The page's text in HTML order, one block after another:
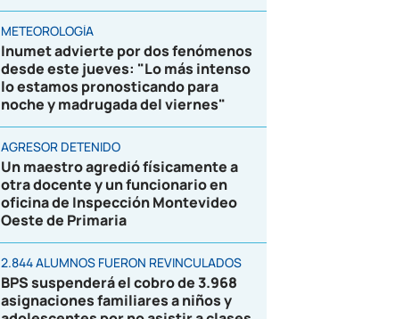
METEOROLOGÍA
Inumet advierte por dos fenómenos
desde este jueves: "Lo más intenso
lo estamos pronosticando para
noche y madrugada del viernes"
AGRESOR DETENIDO
Un maestro agredió físicamente a
otra docente y un funcionario en
oficina de Inspección Montevideo
Oeste de Primaria
2.844 ALUMNOS FUERON REVINCULADOS
BPS suspenderá el cobro de 3.968
asignaciones familiares a niños y